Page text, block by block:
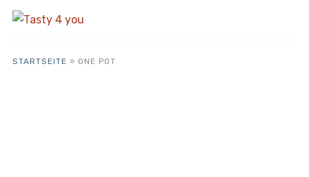
STARTSEITE » ONE POT